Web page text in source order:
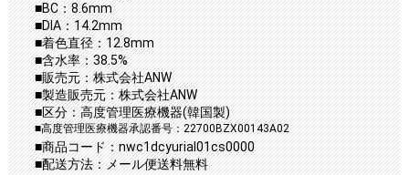
■BC：8.6mm
■DIA：14.2mm
■着色直径：12.8mm
■含水率：38.5%
■販売元：株式会社ANW
■製造販売元：株式会社ANW
■区分：高度管理医療機器(韓国製)
■高度管理医療機器承認番号：22700BZX00143A02
■商品コード：nwc1dcyurial01cs0000
■配送方法：メール便送料無料